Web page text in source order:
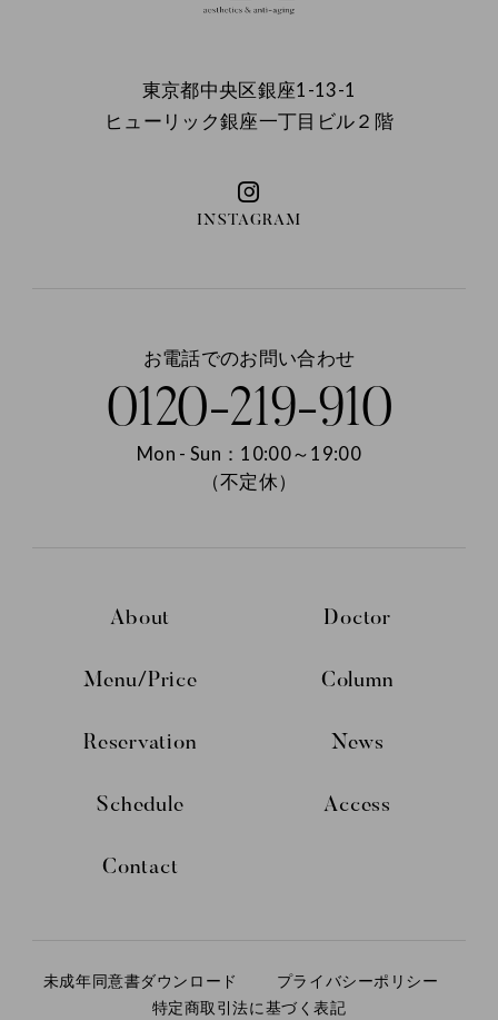
INSTAGRAM
東京都中央区銀座1-13-1
ヒューリック銀座一丁目ビル２階
お電話でのお問い合わせ
0120-219-910
Mon - Sun：10:00～19:00
（不定休）
About Doctor
Menu/Price Column
Reservation News
Schedule Access
Contact
未成年同意書ダウンロード
プライバシーポリシー
特定商取引法に基づく表記